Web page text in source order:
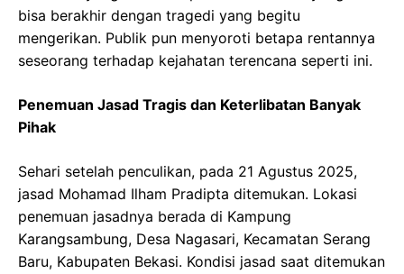
bisa berakhir dengan tragedi yang begitu
mengerikan. Publik pun menyoroti betapa rentannya
seseorang terhadap kejahatan terencana seperti ini.
Penemuan Jasad Tragis dan Keterlibatan Banyak
Pihak
Sehari setelah penculikan, pada 21 Agustus 2025,
jasad Mohamad Ilham Pradipta ditemukan. Lokasi
penemuan jasadnya berada di Kampung
Karangsambung, Desa Nagasari, Kecamatan Serang
Baru, Kabupaten Bekasi. Kondisi jasad saat ditemukan